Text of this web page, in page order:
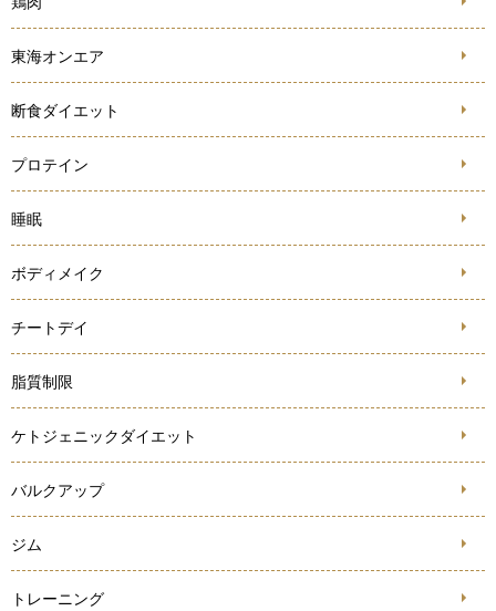
東海オンエア
断食ダイエット
プロテイン
睡眠
ボディメイク
チートデイ
脂質制限
ケトジェニックダイエット
バルクアップ
ジム
トレーニング